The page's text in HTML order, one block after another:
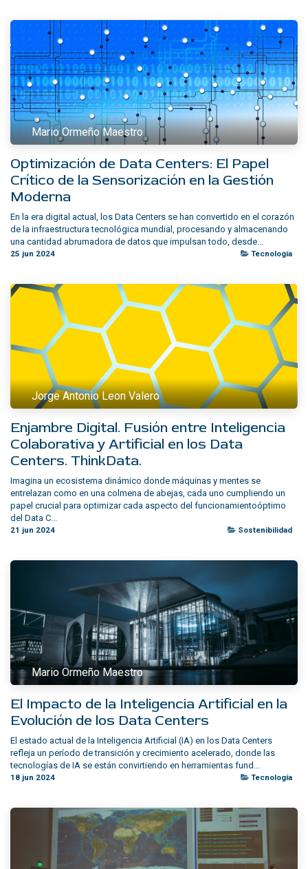
Mario Ormeño Maestro
Optimización de Data Centers: El Papel
Crítico de la Sensorización en la Gestión
Moderna
En la era digital actual, los Data Centers se han convertido en el corazón
de la infraestructura tecnológica mundial, procesando y almacenando
una cantidad abrumadora de datos que impulsan todo, desde...
25 jun 2024 Tecnología
Jorge Antonio Leon Valero
Enjambre Digital. Fusión entre Inteligencia
Colaborativa y Artificial en los Data
Centers. ThinkData.
Imagina un ecosistema dinámico donde máquinas y mentes se
entrelazan como en una colmena de abejas, cada uno cumpliendo un
papel crucial para optimizar cada aspecto del funcionamientoóptimo
del Data C...
21 jun 2024 Sostenibilidad
Mario Ormeño Maestro
El Impacto de la Inteligencia Artificial en la
Evolución de los Data Centers
El estado actual de la Inteligencia Artificial (IA) en los Data Centers
refleja un período de transición y crecimiento acelerado, donde las
tecnologías de IA se están convirtiendo en herramientas fund...
18 jun 2024 Tecnología